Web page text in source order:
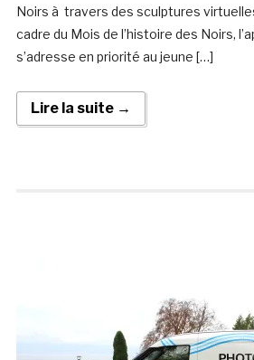
Noirs à travers des sculptures
cadre du Mois de l’histoire des Noirs,
s’adresse en priorité au jeune […]
Lire la suite →